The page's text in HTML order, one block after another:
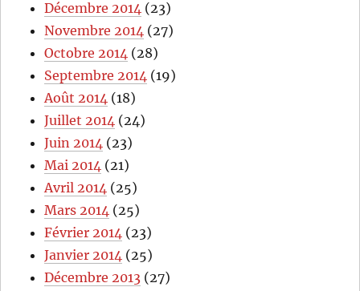
Décembre 2014 (23)
Novembre 2014 (27)
Octobre 2014 (28)
Septembre 2014 (19)
Août 2014 (18)
Juillet 2014 (24)
Juin 2014 (23)
Mai 2014 (21)
Avril 2014 (25)
Mars 2014 (25)
Février 2014 (23)
Janvier 2014 (25)
Décembre 2013 (27)